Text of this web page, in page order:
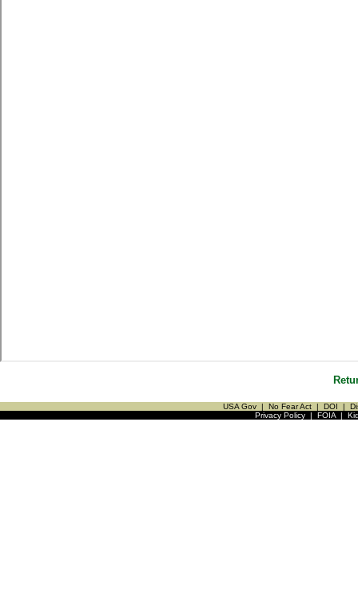
USA Gov | No Fear Act | DOI |
Privacy Policy| FOIA|